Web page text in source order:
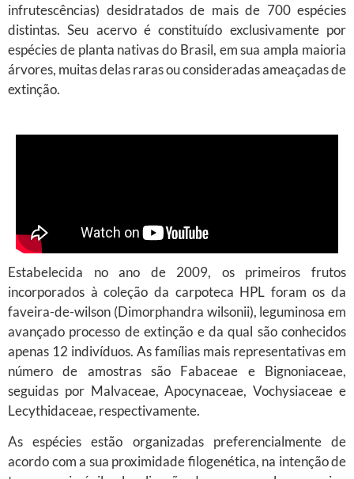
infrutescências) desidratados de mais de 700 espécies
distintas. Seu acervo é constituído exclusivamente por
espécies de planta nativas do Brasil, em sua ampla maioria
árvores, muitas delas raras ou consideradas ameaçadas de
extinção.
Estabelecida no ano de 2009, os primeiros frutos
incorporados à coleção da carpoteca HPL foram os da
faveira-de-wilson (Dimorphandra wilsonii), leguminosa em
avançado processo de extinção e da qual são conhecidos
apenas 12 indivíduos. As famílias mais representativas em
número de amostras são Fabaceae e Bignoniaceae,
seguidas por Malvaceae, Apocynaceae, Vochysiaceae e
Lecythidaceae, respectivamente.
As espécies estão organizadas preferencialmente de
acordo com a sua proximidade filogenética, na intenção de